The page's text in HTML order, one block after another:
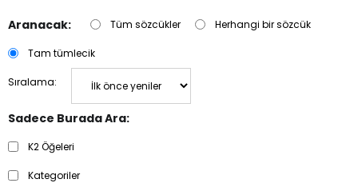
Aranacak: Tüm sözcükler Herhangi bir sözcük
Tam tümlecik
Sıralama:
Sadece Burada Ara:
K2 Öğeleri
Kategoriler